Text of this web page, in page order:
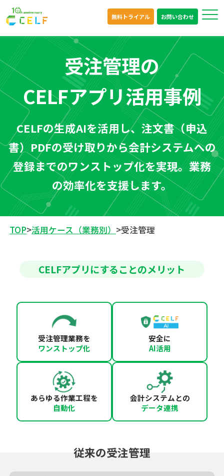
無料トライアル お問い合わせ
受注管理の
CELFアプリ活用事例
CELFの生成AIを活用し、注文書（申込
書）PDFの受け取りから会計システムへの
登録までのワンストップ化を実現。業務
の効率化を支援します。
TOP>活用ケース（業務別） >受注管理
CELFアプリにすることのメリット
受注管理業務を
ワンストップ化
安全に
AI活用
あらゆる作業工程を
自動化
会計システムとの
データ連携
従来の受注管理